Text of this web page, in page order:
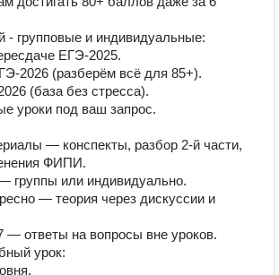
- групповые и индивидуальные:
ЕГЭ-2025.
2026 (разберём всё для 85+).
(база без стресса).
уроки под ваш запрос.
— конспекты, разбор 2-й части,
ФИПИ.
группы или индивидуально.
— теория через дискуссии и
— ответы на вопросы вне уроков.
урок: